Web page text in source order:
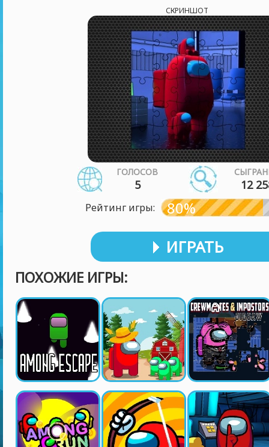
СКРИНШОТ
ГОЛОСОВ
5 12
Рейтинг игры: 80%
ИГРАТЬ
ПОХОЖИЕ ИГРЫ: